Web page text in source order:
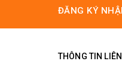
Khối lượng
ĐĂNG KÝ
THÔNG TIN